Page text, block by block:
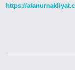
https://